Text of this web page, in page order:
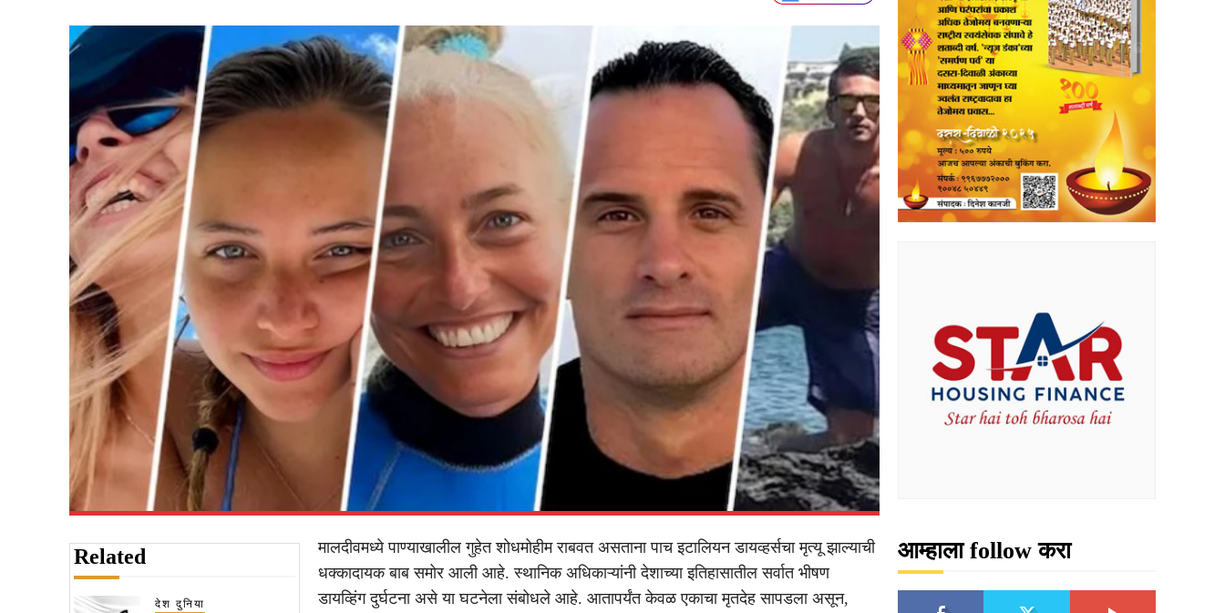
Related
देश दुनिया
मालदीवमध्ये पाण्याखालील गुहेत शोधमोहीम राबवत असताना पाच इटालियन डायव्हर्सचा मृत्यू झाल्याची
धक्कादायक बाब समोर आली आहे. स्थानिक अधिकाऱ्यांनी देशाच्या इतिहासातील सर्वात भीषण
डायव्हिंग दुर्घटना असे या घटनेला संबोधले आहे. आतापर्यंत केवळ एकाचा मृतदेह सापडला असून,
आम्हाला follow करा